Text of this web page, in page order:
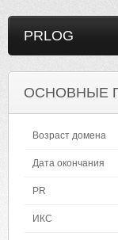
PRLOG
ОСНОВНЫЕ
Возраст домена
Дата окончания
PR
ИКС